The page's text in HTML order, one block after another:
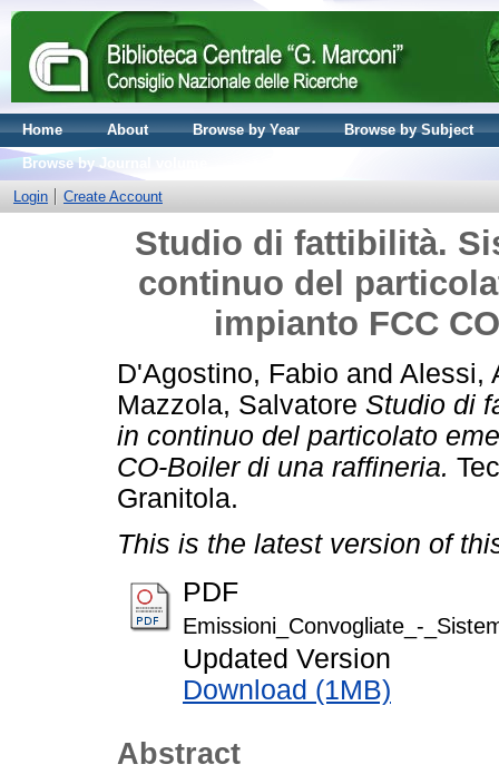
Home About Browse by Year
Browse by Subject
Browse by Journal volume
Login
Create Account
Studio di fattibilità.
continuo del
impianto FCC
D'Agostino, Fabio and Alessi,
Mazzola, Salvatore Studio di
in continuo del particolato
CO-Boiler di una raffineria.
Granitola.
This is the latest version of
PDF
Emissioni_Convogliate_-
Updated Version
Download (1MB)
Abstract